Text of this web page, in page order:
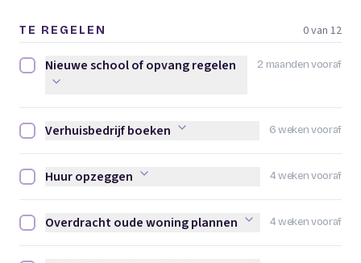
TE REGELEN 0 van 12
2 maanden vooraf
Nieuwe school of opvang regelen afvinken
Nieuwe school of opvang regelen
6 weken vooraf
Verhuisbedrijf boeken afvinken
Verhuisbedrijf boeken
4 weken vooraf
Huur opzeggen afvinken
Huur opzeggen
4 weken vooraf
Overdracht oude woning plannen afvinken
Overdracht oude woning plannen